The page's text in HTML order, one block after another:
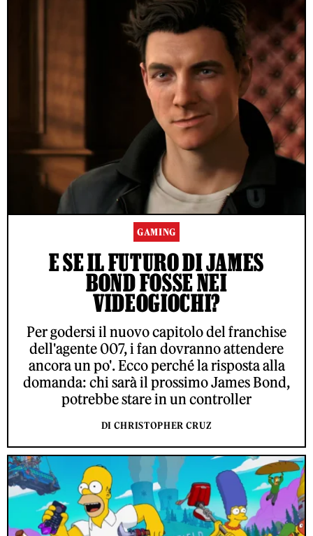
GAMING
E SE IL FUTURO DI JAMES
BOND FOSSE NEI
VIDEOGIOCHI?
Per godersi il nuovo capitolo del franchise
dell'agente 007, i fan dovranno attendere
ancora un po'. Ecco perché la risposta alla
domanda: chi sarà il prossimo James Bond,
potrebbe stare in un controller
DI CHRISTOPHER CRUZ